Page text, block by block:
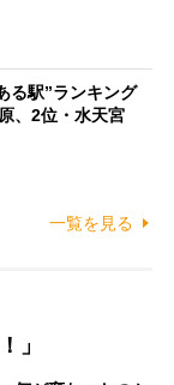
る駅”ランキング
、2位・水天宮
一覧を見る
」